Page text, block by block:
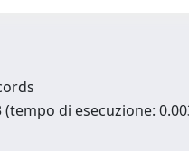
(tempo di esecuzione: